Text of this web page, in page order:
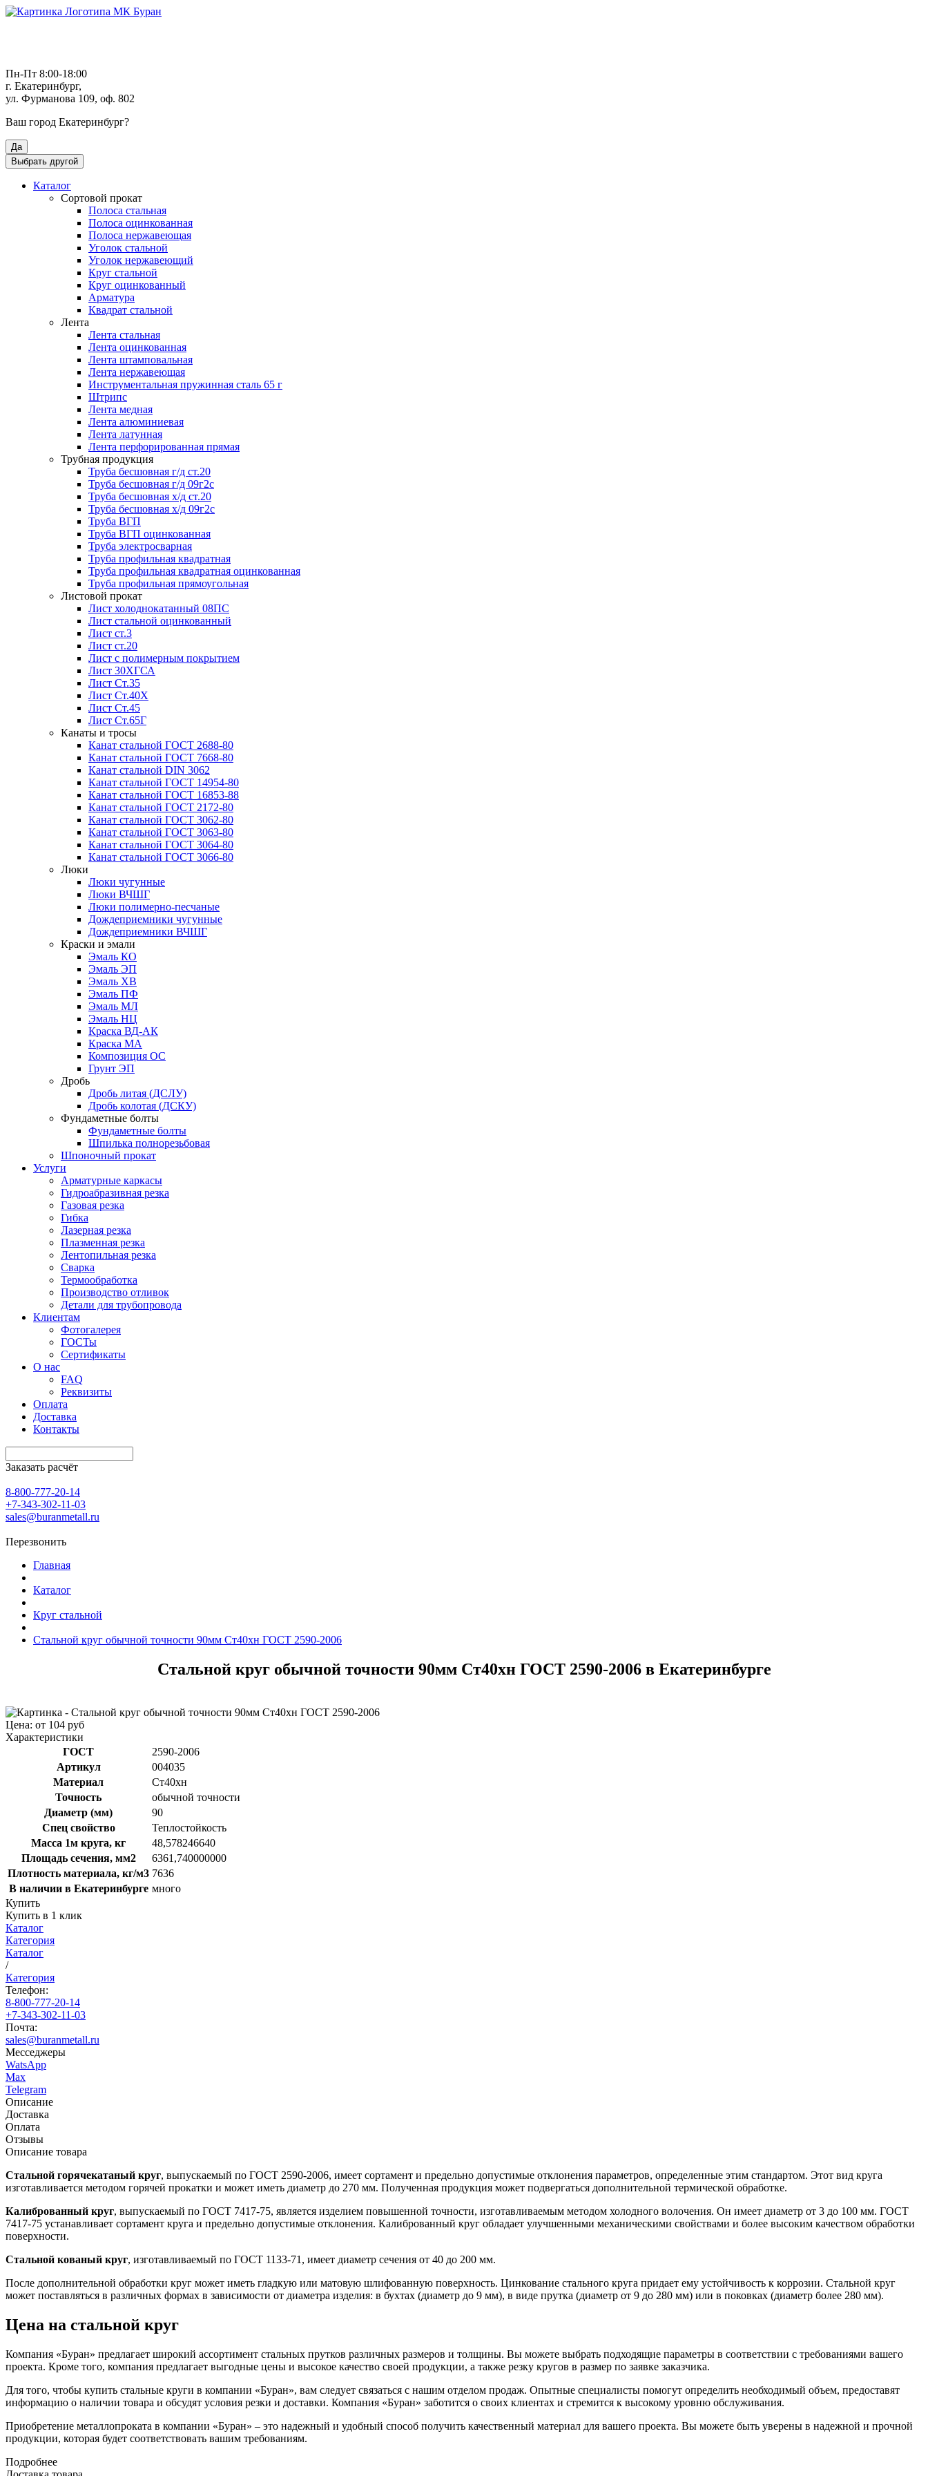
Пн-Пт 8:00-18:00
г. Екатеринбург,
ул. Фурманова 109, оф. 802
Ваш город Екатеринбург?
Да
Выбрать другой
Каталог
Сортовой прокат
Полоса стальная
Полоса оцинкованная
Полоса нержавеющая
Уголок стальной
Уголок нержавеющий
Круг стальной
Круг оцинкованный
Арматура
Квадрат стальной
Лента
Лента стальная
Лента оцинкованная
Лента штамповальная
Лента нержавеющая
Инструментальная пружинная сталь 65 г
Штрипс
Лента медная
Лента алюминиевая
Лента латунная
Лента перфорированная прямая
Трубная продукция
Труба бесшовная г/д ст.20
Труба бесшовная г/д 09г2с
Труба бесшовная х/д ст.20
Труба бесшовная х/д 09г2с
Труба ВГП
Труба ВГП оцинкованная
Труба электросварная
Труба профильная квадратная
Труба профильная квадратная оцинкованная
Труба профильная прямоугольная
Листовой прокат
Лист холоднокатанный 08ПС
Лист стальной оцинкованный
Лист ст.3
Лист ст.20
Лист с полимерным покрытием
Лист 30ХГСА
Лист Ст.35
Лист Ст.40Х
Лист Ст.45
Лист Ст.65Г
Канаты и тросы
Канат стальной ГОСТ 2688-80
Канат стальной ГОСТ 7668-80
Канат стальной DIN 3062
Канат стальной ГОСТ 14954-80
Канат стальной ГОСТ 16853-88
Канат стальной ГОСТ 2172-80
Канат стальной ГОСТ 3062-80
Канат стальной ГОСТ 3063-80
Канат стальной ГОСТ 3064-80
Канат стальной ГОСТ 3066-80
Люки
Люки чугунные
Люки ВЧШГ
Люки полимерно-песчаные
Дождеприемники чугунные
Дождеприемники ВЧШГ
Краски и эмали
Эмаль КО
Эмаль ЭП
Эмаль ХВ
Эмаль ПФ
Эмаль МЛ
Эмаль НЦ
Краска ВД-АК
Краска МА
Композиция ОС
Грунт ЭП
Дробь
Дробь литая (ДСЛУ)
Дробь колотая (ДСКУ)
Фундаметные болты
Фундаметные болты
Шпилька полнорезьбовая
Шпоночный прокат
Услуги
Арматурные каркасы
Гидроабразивная резка
Газовая резка
Гибка
Лазерная резка
Плазменная резка
Лентопильная резка
Сварка
Термообработка
Производство отливок
Детали для трубопровода
Клиентам
Фотогалерея
ГОСТы
Сертификаты
О нас
FAQ
Реквизиты
Оплата
Доставка
Контакты
Заказать расчёт
8-800-777-20-14
+7-343-302-11-03
sales@buranmetall.ru
Перезвонить
Главная
Каталог
Круг стальной
Стальной круг обычной точности 90мм Ст40хн ГОСТ 2590-2006
Стальной круг обычной точности 90мм Ст40хн ГОСТ 2590-2006 в Екатеринбурге
Цена: от 104 руб
Характеристики
ГОСТ
2590-2006
Артикул
004035
Материал
Ст40хн
Точность
обычной точности
Диаметр (мм)
90
Спец свойство
Теплостойкость
Масса 1м круга, кг
48,578246640
Площадь сечения, мм2
6361,740000000
Плотность материала, кг/м3 7636
В наличии в Екатеринбурге много
Купить
Купить в 1 клик
Каталог
Категория
Каталог
/
Категория
Телефон:
8-800-777-20-14
+7-343-302-11-03
Почта:
sales@buranmetall.ru
Месседжеры
WatsApp
Max
Telegram
Описание
Доставка
Оплата
Отзывы
Описание товара
Стальной горячекатаный круг, выпускаемый по ГОСТ 2590-2006, имеет сортамент и предельно допустимые отклонения параметров, определенные этим стандартом. Этот вид круга
изготавливается методом горячей прокатки и может иметь диаметр до 270 мм. Полученная продукция может подвергаться дополнительной термической обработке.
Калиброванный круг, выпускаемый по ГОСТ 7417-75, является изделием повышенной точности, изготавливаемым методом холодного волочения. Он имеет диаметр от 3 до 100 мм. ГОСТ
7417-75 устанавливает сортамент круга и предельно допустимые отклонения. Калиброванный круг обладает улучшенными механическими свойствами и более высоким качеством обработки
поверхности.
Стальной кованый круг, изготавливаемый по ГОСТ 1133-71, имеет диаметр сечения от 40 до 200 мм.
После дополнительной обработки круг может иметь гладкую или матовую шлифованную поверхность. Цинкование стального круга придает ему устойчивость к коррозии. Стальной круг
может поставляться в различных формах в зависимости от диаметра изделия: в бухтах (диаметр до 9 мм), в виде прутка (диаметр от 9 до 280 мм) или в поковках (диаметр более 280 мм).
Цена на стальной круг
Компания «Буран» предлагает широкий ассортимент стальных прутков различных размеров и толщины. Вы можете выбрать подходящие параметры в соответствии с требованиями вашего
проекта. Кроме того, компания предлагает выгодные цены и высокое качество своей продукции, а также резку кругов в размер по заявке заказчика.
Для того, чтобы купить стальные круги в компании «Буран», вам следует связаться с нашим отделом продаж. Опытные специалисты помогут определить необходимый объем, предоставят
информацию о наличии товара и обсудят условия резки и доставки. Компания «Буран» заботится о своих клиентах и стремится к высокому уровню обслуживания.
Приобретение металлопроката в компании «Буран» – это надежный и удобный способ получить качественный материал для вашего проекта. Вы можете быть уверены в надежной и прочной
продукции, которая будет соответствовать вашим требованиям.
Подробнее